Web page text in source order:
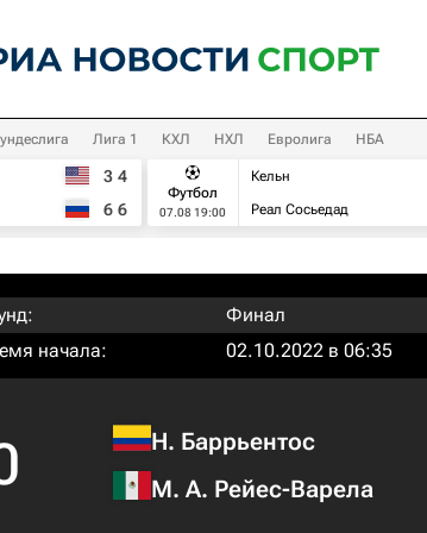
Лига 1 КХЛ НХЛ Евролига НБА
3 4
6 6
Футбол
07.08 19:00
Кельн
Реал Сосьедад
Финал
начала:
02.10.2022 в 06:35
Н. Баррьентос
М. А. Рейес-Варела